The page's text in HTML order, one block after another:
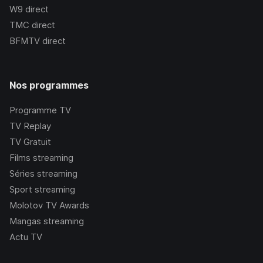
W9 direct
TMC direct
BFMTV direct
Nos programmes
Programme TV
TV Replay
TV Gratuit
Films streaming
Séries streaming
Sport streaming
Molotov TV Awards
Mangas streaming
Actu TV